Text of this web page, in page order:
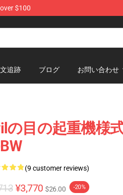
$100
追跡 ブログ お問い合わせ
の目の起重機様
(9 customer reviews)
¥3,770 $26.00 -20%